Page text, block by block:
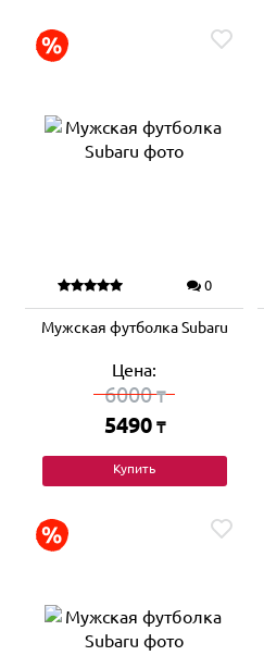
0
Мужская футболка Subaru
Цена:
6000₸
5490 ₸
Купить